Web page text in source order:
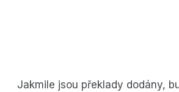
Jakmile jsou překlady dodány,